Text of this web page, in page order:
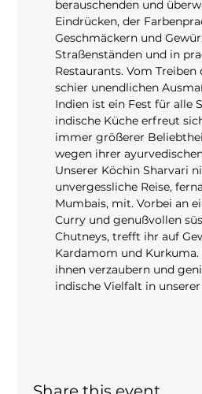
berauschenden und
Eindrücken, der
Geschmäckern und
Straßenständen und in
Restaurants. Vom
schier unendlichen
Indien ist ein Fest für alle
indische Küche erfreut
immer größerer
wegen ihrer
Unserer Köchin Sharvari
unvergessliche Reise,
Mumbais, mit. Vorbei an
Curry und genußvollen
Chutneys, trefft ihr auf
Kardamom und Kurkuma.
ihnen verzaubern und
indische Vielfalt in